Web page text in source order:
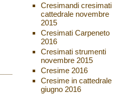
Cresimandi cresimati
cattedrale novembre
2015
Cresimati Carpeneto
2016
Cresimati strumenti
novembre 2015
Cresime 2016
Cresime in cattedrale
giugno 2016